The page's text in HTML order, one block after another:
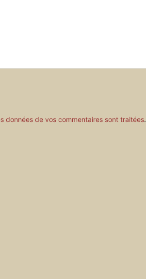
données de vos commentaires sont traitées.